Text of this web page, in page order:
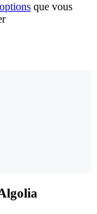
que vous